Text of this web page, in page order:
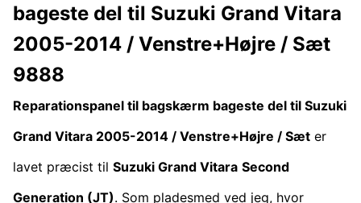
bageste del til Suzuki Grand Vitara
2005-2014 / Venstre+Højre / Sæt
9888
Reparationspanel til bagskærm bageste del til Suzuki
Grand Vitara 2005-2014 / Venstre+Højre / Sæt er
lavet præcist til Suzuki Grand Vitara Second
Generation (JT). Som pladesmed ved jeg, hvor